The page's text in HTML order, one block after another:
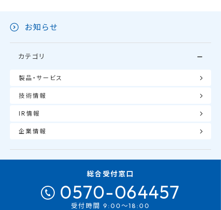
お知らせ
カテゴリ
製品・サービス
技術情報
IR情報
企業情報
総合受付窓口
0570-064457
受付時間 9:00～18:00